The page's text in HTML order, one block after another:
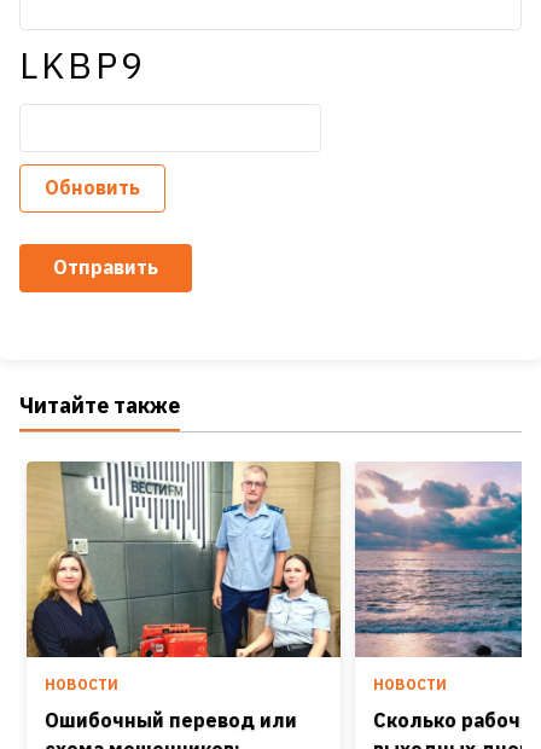
LKBP9
Обновить
Отправить
Читайте также
НОВОСТИ
Ошибочный перевод или
НОВОСТИ
Сколько